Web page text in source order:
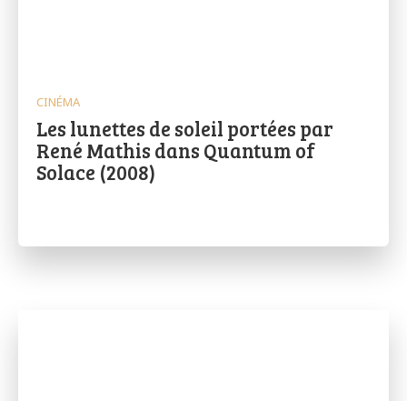
CINÉMA
Les lunettes de soleil portées par
René Mathis dans Quantum of
Solace (2008)